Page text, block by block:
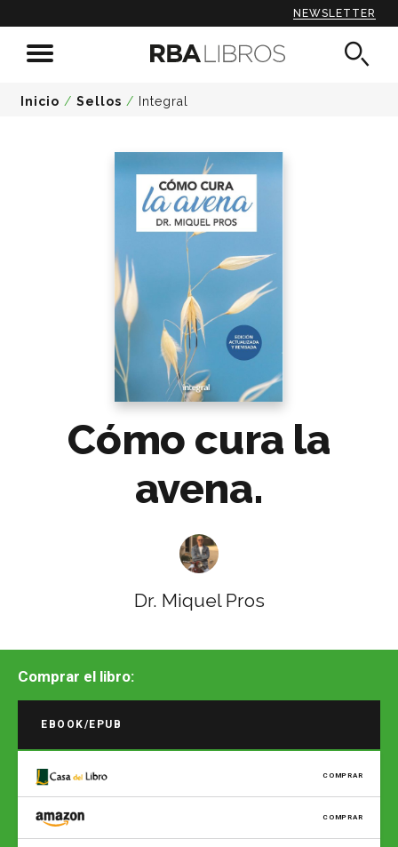
NEWSLETTER
Inicio / Sellos / Integral
Cómo cura la
avena.
Dr. Miquel Pros
Comprar el libro:
EBOOK/EPUB
COMPRAR
COMPRAR